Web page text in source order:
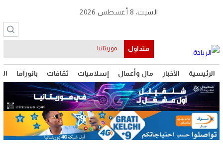
الرئيسية الأخبار مال وأعمال إسلاميات ثقافات بانوراما
السبت، 8 أغسطس 2026
متداول موريتانيا